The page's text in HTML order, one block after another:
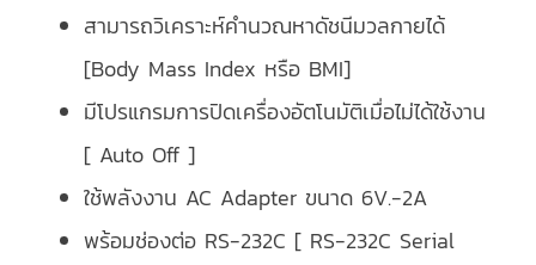
สามารถวิเคราะห์คำนวณหาดัชนีมวลกายได้
[Body Mass Index หรือ BMI]
มีโปรแกรมการปิดเครื่องอัตโนมัติเมื่อไม่ได้ใช้งาน
[ Auto Off ]
ใช้พลังงาน AC Adapter ขนาด 6V.-2A
พร้อมช่องต่อ RS-232C [ RS-232C Serial